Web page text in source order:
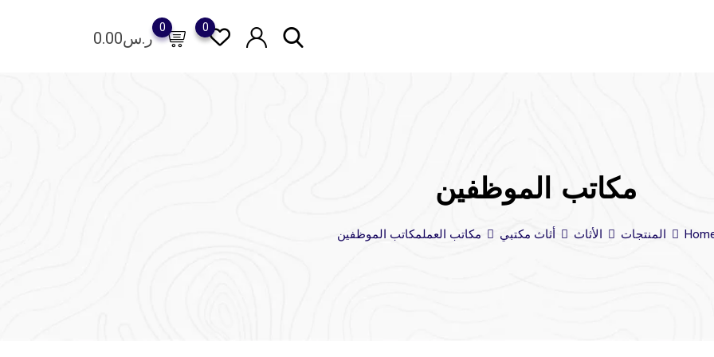
ر.س0.00
0 0
مكاتب الموظفين
المنتجات الأثاث أثاث مكتبي مكاتب العملمكاتب الموظفين